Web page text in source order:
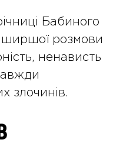
Бабиного
розмови
ненависть
злочинів.